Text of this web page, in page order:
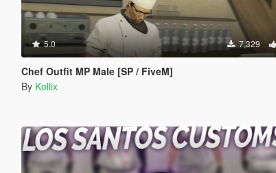
5.0 7,329
Chef Outfit MP Male [SP / FiveM]
By Kollix